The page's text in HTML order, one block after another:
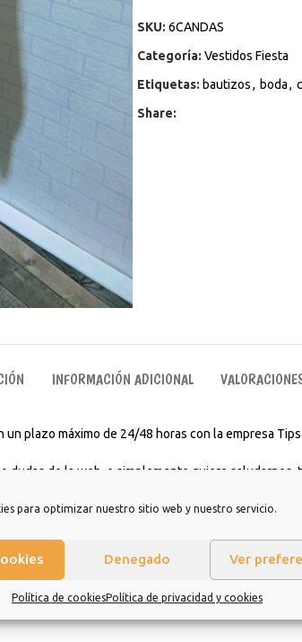
para optimizar nuestro sitio web y nuestro servicio.
Denegado Ver
Política de cookiesPolítica de privacidad y cookies
SKU: 6CANDAS
Categoría: Vestidos Fiesta
Etiquetas: bautizos, boda,
Share:
INFORMACIÓN ADICIONAL
plazo máximo de 24/48 horas con la empresa
dudas de la web, o simplemente quiere
trabajar, para tomarte un café con amigos
una experiencia de la que quiera repetir.